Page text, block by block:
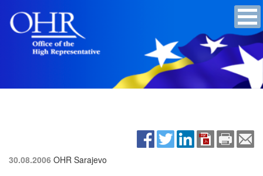
30.08.2006 OHR Sarajevo